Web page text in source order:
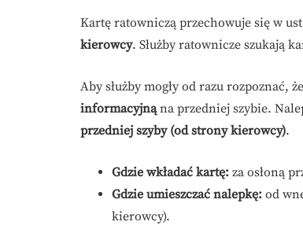
Kartę ratowniczą przechowuje się w
kierowcy. Służby ratownicze szukają
Aby służby mogły od razu rozpoznać,
informacyjnąna przedniej szybie.
przedniej szyby (od strony kierowcy).
Gdzie wkładać kartę: za osłoną
Gdzie umieszczać nalepkę: od
kierowcy).